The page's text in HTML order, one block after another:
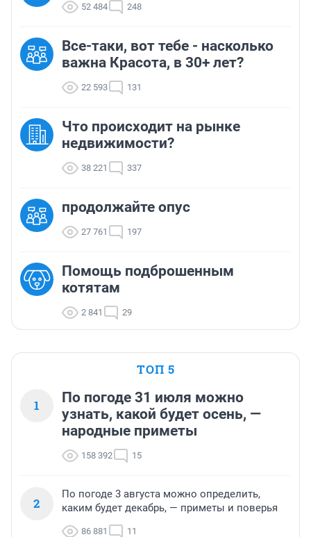
52 484 248
Все-таки, вот тебе - насколько
важна Красота, в 30+ лет?
22 593 131
Что происходит на рынке
недвижимости?
38 221 337
продолжайте опус
27 761 197
Помощь подброшенным
котятам
2 841 29
ТОП 5
1
По погоде 31 июля можно
узнать, какой будет осень, —
народные приметы
158 392 15
2
По погоде 3 августа можно определить,
каким будет декабрь, — приметы и поверья
86 881 11